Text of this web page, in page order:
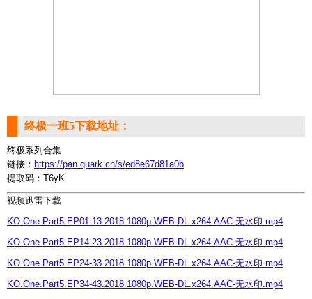
终极一班5下载地址：
终极系列合集
链接： https://pan.quark.cn/s/ed8e67d81a0b
提取码：T6yK
视频迅雷下载
KO.One.Part5.EP01-13.2018.1080p.WEB-DL.x264.AAC-无水印.mp4
KO.One.Part5.EP14-23.2018.1080p.WEB-DL.x264.AAC-无水印.mp4
KO.One.Part5.EP24-33.2018.1080p.WEB-DL.x264.AAC-无水印.mp4
KO.One.Part5.EP34-43.2018.1080p.WEB-DL.x264.AAC-无水印.mp4